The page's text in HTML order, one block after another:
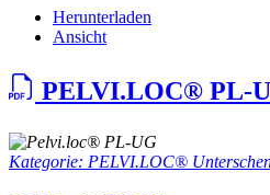
Herunterladen
Ansicht
PELVI.LOC® PL-
Kategorie: PELVI.LOC®